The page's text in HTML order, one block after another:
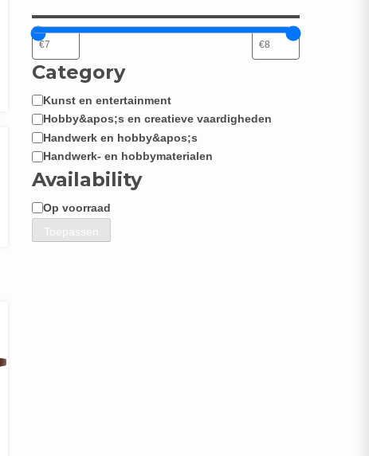
Category
Categorie
Kunst en entertainment
Hobby&apos;s en creatieve vaardigheden
Handwerk en hobby&apos;s
Handwerk- en hobbymaterialen
Availability
Beschikbaarheid
Op voorraad
Toepassen